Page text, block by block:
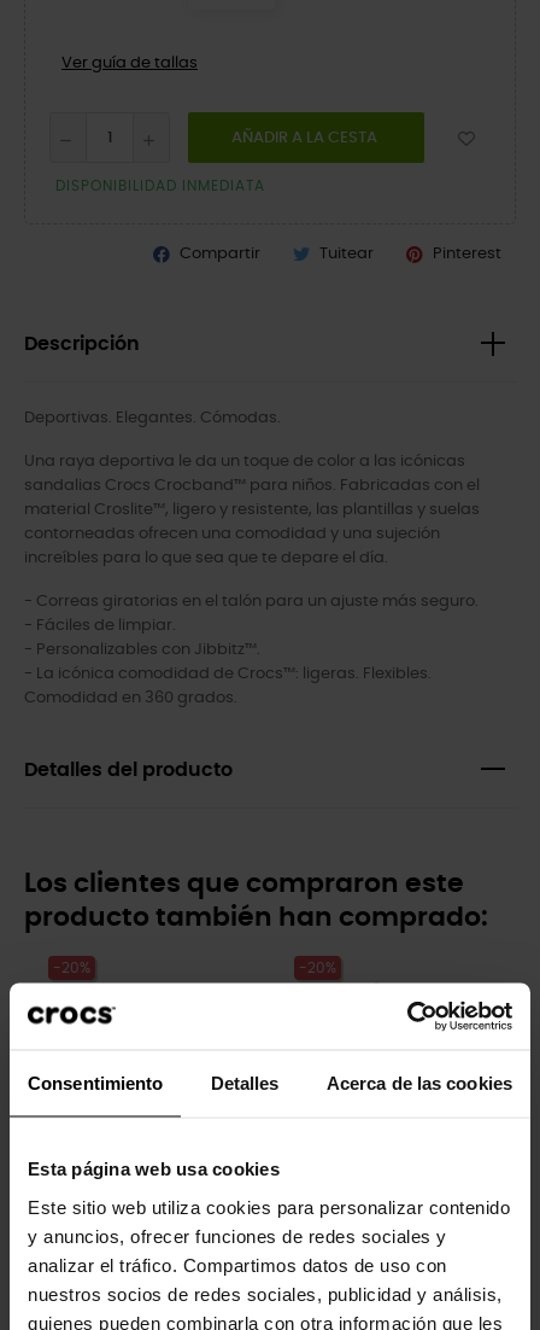
Consentimiento Detalles Acerca de las cookies
Esta página web usa cookies
Este sitio web utiliza cookies para personalizar contenido
y anuncios, ofrecer funciones de redes sociales y
analizar el tráfico. Compartimos datos de uso con
nuestros socios de redes sociales, publicidad y análisis,
quienes pueden combinarla con otra información que les
Ver guía de tallas
AÑADIR A LA CESTA
DISPONIBILIDAD INMEDIATA
Compartir Tuitear Pinterest
Descripción
Deportivas. Elegantes. Cómodas.
Una raya deportiva le da un toque de color a las icónicas
sandalias Crocs Crocband™ para niños. Fabricadas con el
material Croslite™, ligero y resistente, las plantillas y suelas
contorneadas ofrecen una comodidad y una sujeción
increíbles para lo que sea que te depare el día.
- Correas giratorias en el talón para un ajuste más seguro.
- Fáciles de limpiar.
- Personalizables con Jibbitz™.
- La icónica comodidad de Crocs™: ligeras. Flexibles.
Comodidad en 360 grados.
Detalles del producto
Los clientes que compraron este
producto también han comprado:
-20%
35,92 €
-20%
4,99 €